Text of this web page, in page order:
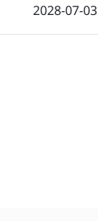
2028-07-03